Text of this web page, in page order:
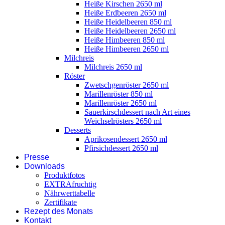
Heiße Kirschen 2650 ml
Heiße Erdbeeren 2650 ml
Heiße Heidelbeeren 850 ml
Heiße Heidelbeeren 2650 ml
Heiße Himbeeren 850 ml
Heiße Himbeeren 2650 ml
Milchreis
Milchreis 2650 ml
Röster
Zwetschgenröster 2650 ml
Marillenröster 850 ml
Marillenröster 2650 ml
Sauerkirschdessert nach Art eines
Weichselrösters 2650 ml
Desserts
Aprikosendessert 2650 ml
Pfirsichdessert 2650 ml
Presse
Downloads
Produktfotos
EXTRAfruchtig
Nährwerttabelle
Zertifikate
Rezept des Monats
Kontakt